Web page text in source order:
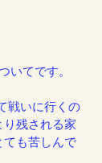
いてです。
戦いに行くの
残される家
ても苦しんで